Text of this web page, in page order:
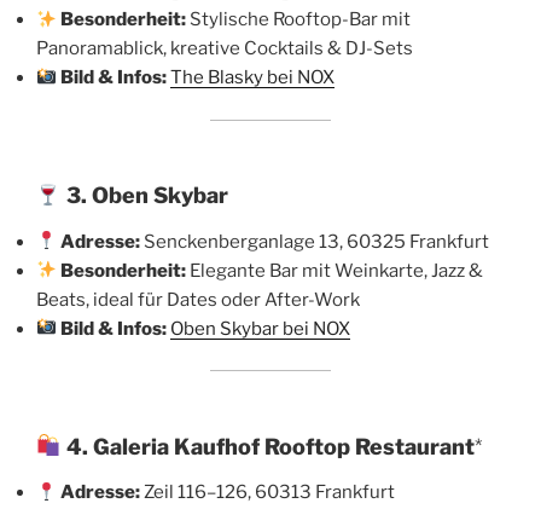
Besonderheit: Stylische Rooftop-Bar mit
Panoramablick, kreative Cocktails & DJ-Sets
Bild & Infos:The Blasky bei NOX
3. Oben Skybar
Adresse: Senckenberganlage 13, 60325 Frankfurt
Besonderheit: Elegante Bar mit Weinkarte, Jazz &
Beats, ideal für Dates oder After-Work
Bild & Infos: Oben Skybar bei NOX
4. Galeria Kaufhof Rooftop Restaurant*
Adresse:Zeil 116–126, 60313 Frankfurt